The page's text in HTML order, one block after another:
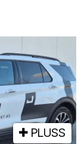
PLUSS